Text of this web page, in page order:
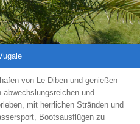
von Le Diben und genießen
und
mit herrlichen Stränden und
Bootsausflügen zu